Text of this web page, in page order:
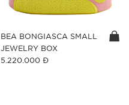
BEA BONGIASCA SMALL
JEWELRY BOX
5.220.000 Đ